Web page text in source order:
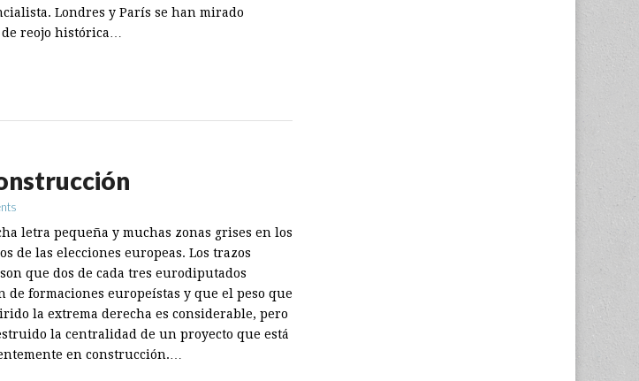
Londres y París se han mirado
reojo histórica…
letra pequeña y muchas zonas grises en los
de las elecciones europeas. Los trazos
que dos de cada tres eurodiputados
de formaciones europeístas y que el peso que
la extrema derecha es considerable, pero
la centralidad de un proyecto que está
en construcción.…